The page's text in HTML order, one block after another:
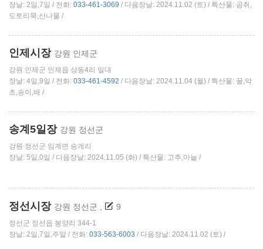
장날: 2일,7일 / 전화: 033-461-3069 / 다음장날: 2024.11.02 (토) / 특산물: 곰취,
도토리묵,산나물 /
인제시장 강원 인제군
강원 인제군 인제읍 상동4리 일대
장날: 4일,9일 / 전화: 033-461-4592 / 다음장날: 2024.11.04 (월) / 특산물: 꿀,약
초,송이,배 /
송계5일장 강원 정선군
강원 정선군 임계면 송계리
장날: 5일,0일 / 다음장날: 2024.11.05 (화) / 특산물: 고추,마늘 /
정선시장 강원 정선군 , 9
정선군 정선읍 봉양리 344-1
장날: 2일,7일,주말 / 전화: 033-563-6003 / 다음장날: 2024.11.02 (토) /